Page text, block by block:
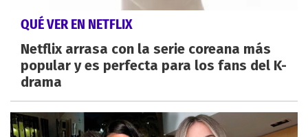
QUÉ VER EN NETFLIX
Netflix arrasa con la serie coreana más
popular y es perfecta para los fans del K-
drama